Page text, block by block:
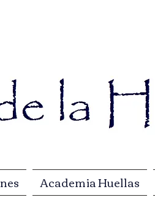
Academia Huellas